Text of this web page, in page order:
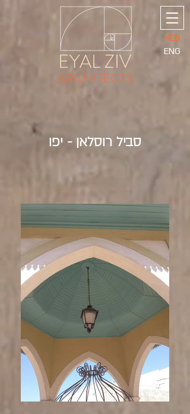
ENG
HEB
EYAL ZIV
ARCHITECTS
סביל רוסלאן - יפו